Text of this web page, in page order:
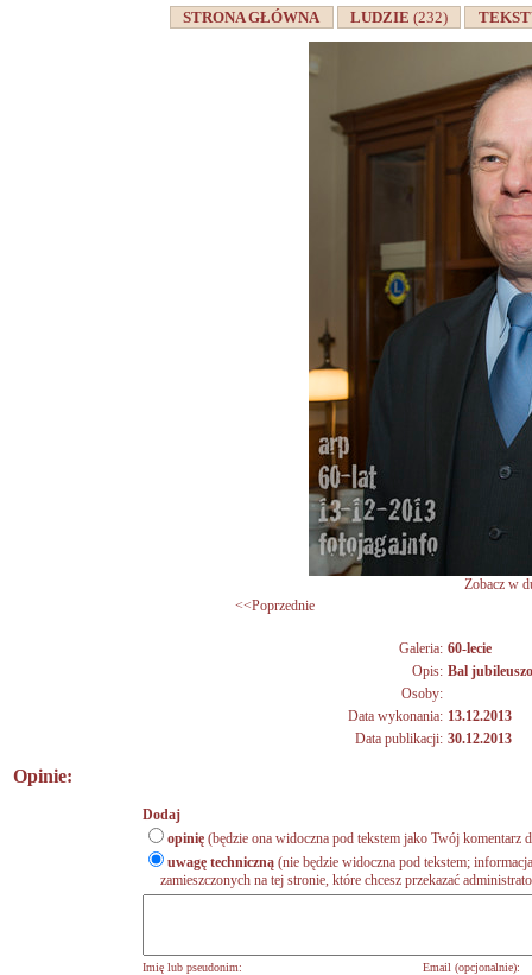
STRONA GŁÓWNA LUDZIE(232)
Zobacz w
<<Poprzednie
Galeria: 60-lecie
Opis: Bal
Osoby:
Data wykonania: 13.12.2013
Data publikacji: 30.12.2013
Opinie:
Dodaj
opinię (będzie ona widoczna pod tekstem jako Twój komentarz
uwagę techniczną (nie będzie widoczna pod tekstem;
zamieszczonych na tej stronie, które chcesz przekazać
Imię lub pseudonim: Email (opcjonalnie):